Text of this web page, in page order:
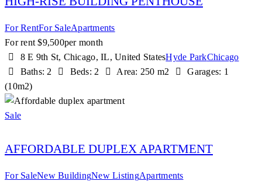
For RentFor SaleApartments
For rent $9,500per month
8 E 9th St, Chicago, IL, United StatesHyde ParkChicago
Baths: 2 Beds: 2 Area: 250 m2 Garages: 1
(10m2)
Sale
AFFORDABLE DUPLEX APARTMENT
For SaleNew BuildingNew ListingApartments